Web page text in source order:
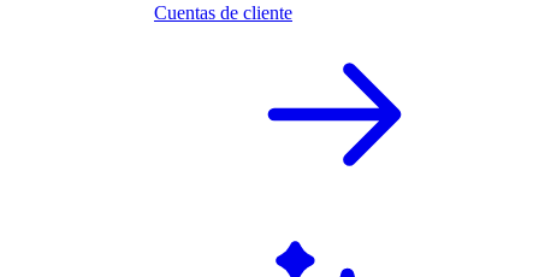
Cuentas de cliente